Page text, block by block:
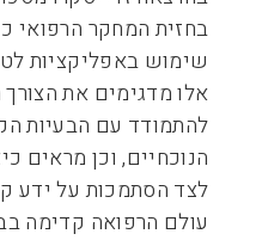
בחזית המחקר הרפואי
שימוש באפליקציות
אלו מדגימים את
להתמודד עם הבעיות
הנוכחיים, וכן מראים
לצד הסתמכות על ידע
עולם הרפואה קדימה